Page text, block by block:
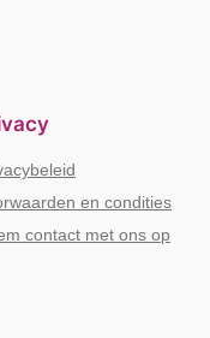
en condities
contact met ons op